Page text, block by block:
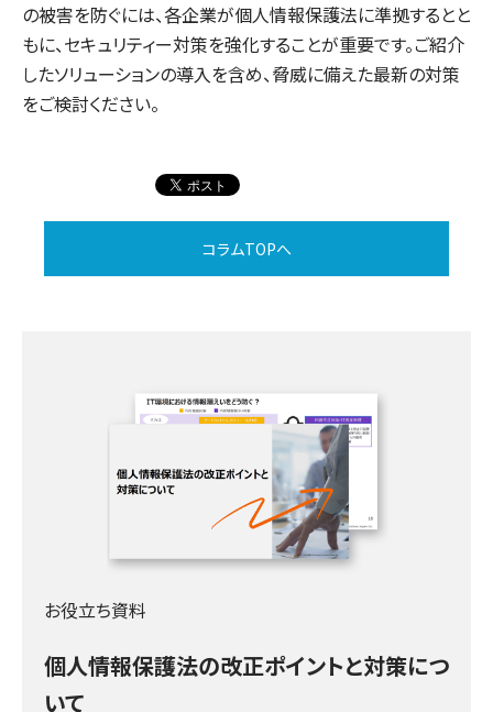
の被害を防ぐには、各企業が個人情報保護法に準拠するとと
もに、セキュリティー対策を強化することが重要です。ご紹介
したソリューションの導入を含め、脅威に備えた最新の対策
をご検討ください。
コラムTOPへ
お役立ち資料
個人情報保護法の改正ポイントと対策につ
いて